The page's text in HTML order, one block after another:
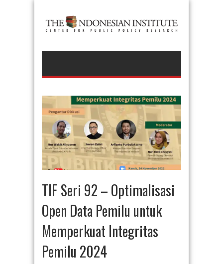
TIF Seri 92 – Optimalisasi
Open Data Pemilu untuk
Memperkuat Integritas
Pemilu 2024